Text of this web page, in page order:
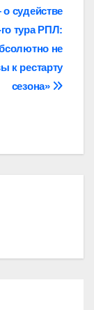
судействе
тура РПЛ:
не
к рестарту
сезона»